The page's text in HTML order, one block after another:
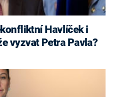
vyzvat Petra Pavla?